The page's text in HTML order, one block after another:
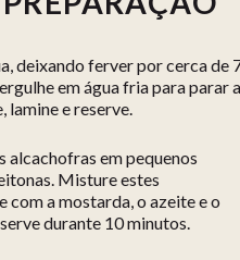
deixando ferver por cerca de
em água fria para parar a
lamine e reserve.
alcachofras em pequenos
Misture estes
com a mostarda, o azeite e o
durante 10 minutos.